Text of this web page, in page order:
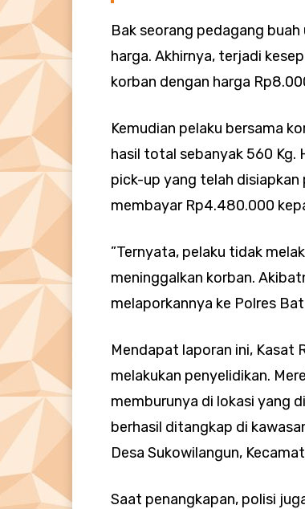
Bak seorang pedagang
harga. Akhirnya, terjadi
korban dengan harga
Kemudian pelaku bersama
hasil total sebanyak 560 Kg.
pick-up yang telah disiapkan
membayar Rp4.480.000
”Ternyata, pelaku tidak
meninggalkan korban.
melaporkannya ke Polres
Mendapat laporan ini, Kasat
melakukan penyelidikan.
memburunya di lokasi yang
berhasil ditangkap di
Desa Sukowilangun,
Saat penangkapan, polisi